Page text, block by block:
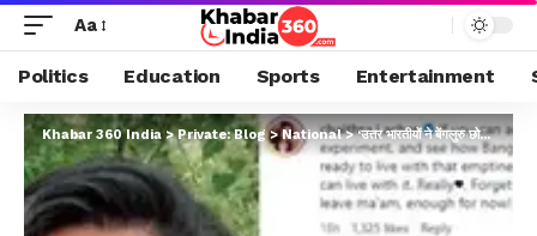
Aa
Politics Education Sports Entertainment
Khabar 360 India >Private: Blog>National>‘उत्तर भारतीयों ने बेंगलुरु छोड़ा तो खाली हो जाएगा शहर’, इंस्टाग्राम इन्फ्लुएंसर की रील पर मचा बवाल…